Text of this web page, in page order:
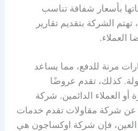
بأسعار شفافة تناسب
تهتم الشركة بتقديم تقارير
العملاء.
مرنة للدفع، مما يساعد
كذلك، تقدم عروضًا
العملاء الدائمين. شركة
عن شركة مقاولات تقدم خدمات
العين، فإن شركة اوكساجون هي